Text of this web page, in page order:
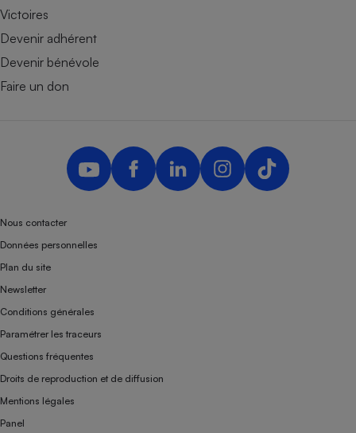
Victoires
Devenir adhérent
Devenir bénévole
Faire un don
Nous contacter
Données personnelles
Plan du site
Newsletter
Conditions générales
Paramétrer les traceurs
Questions fréquentes
Droits de reproduction et de diffusion
Mentions légales
Panel